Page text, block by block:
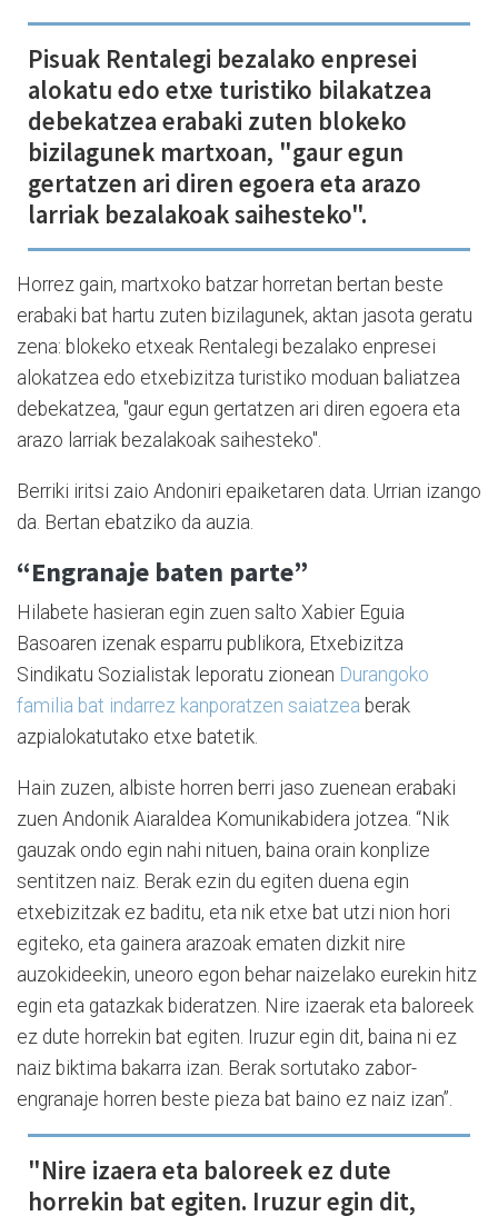
Pisuak Rentalegi bezalako enpresei
alokatu edo etxe turistiko bilakatzea
debekatzea erabaki zuten blokeko
bizilagunek martxoan, "gaur egun
gertatzen ari diren egoera eta arazo
larriak bezalakoak saihesteko".
Horrez gain, martxoko batzar horretan bertan beste
erabaki bat hartu zuten bizilagunek, aktan jasota geratu
zena: blokeko etxeak Rentalegi bezalako enpresei
alokatzea edo etxebizitza turistiko moduan baliatzea
debekatzea, "gaur egun gertatzen ari diren egoera eta
arazo larriak bezalakoak saihesteko".
Berriki iritsi zaio Andoniri epaiketaren data. Urrian izango
da. Bertan ebatziko da auzia.
“Engranaje baten parte”
Hilabete hasieran egin zuen salto Xabier Eguia
Basoaren izenak esparru publikora, Etxebizitza
Sindikatu Sozialistak leporatu zionean Durangoko
familia bat indarrez kanporatzen saiatzea berak
azpialokatutako etxe batetik.
Hain zuzen, albiste horren berri jaso zuenean erabaki
zuen Andonik Aiaraldea Komunikabidera jotzea. “Nik
gauzak ondo egin nahi nituen, baina orain konplize
sentitzen naiz. Berak ezin du egiten duena egin
etxebizitzak ez baditu, eta nik etxe bat utzi nion hori
egiteko, eta gainera arazoak ematen dizkit nire
auzokideekin, uneoro egon behar naizelako eurekin hitz
egin eta gatazkak bideratzen. Nire izaerak eta baloreek
ez dute horrekin bat egiten. Iruzur egin dit, baina ni ez
naiz biktima bakarra izan. Berak sortutako zabor-
engranaje horren beste pieza bat baino ez naiz izan”.
"Nire izaera eta baloreek ez dute
horrekin bat egiten. Iruzur egin dit,